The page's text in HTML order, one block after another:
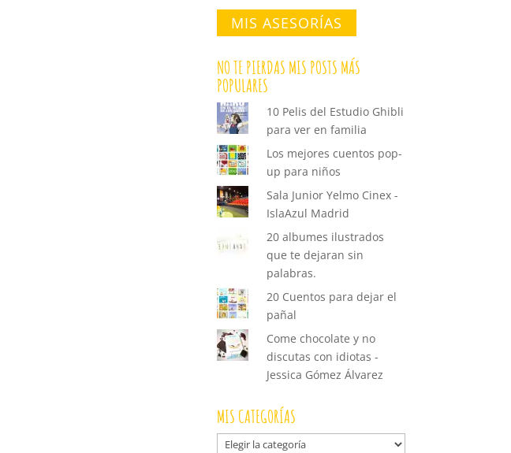
MIS ASESORÍAS
NO TE PIERDAS MIS POSTS MÁS
POPULARES
10 Pelis del Estudio Ghibli
para ver en familia
Los mejores cuentos pop-
up para niños
Sala Junior Yelmo Cinex -
IslaAzul Madrid
20 albumes ilustrados
que te dejaran sin
palabras.
20 Cuentos para dejar el
pañal
Come chocolate y no
discutas con idiotas -
Jessica Gómez Álvarez
MIS CATEGORÍAS
Mis